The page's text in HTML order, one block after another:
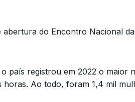
abertura do Encontro Nacional
país registrou em 2022 o maior
horas. Ao todo, foram 1,4 mil